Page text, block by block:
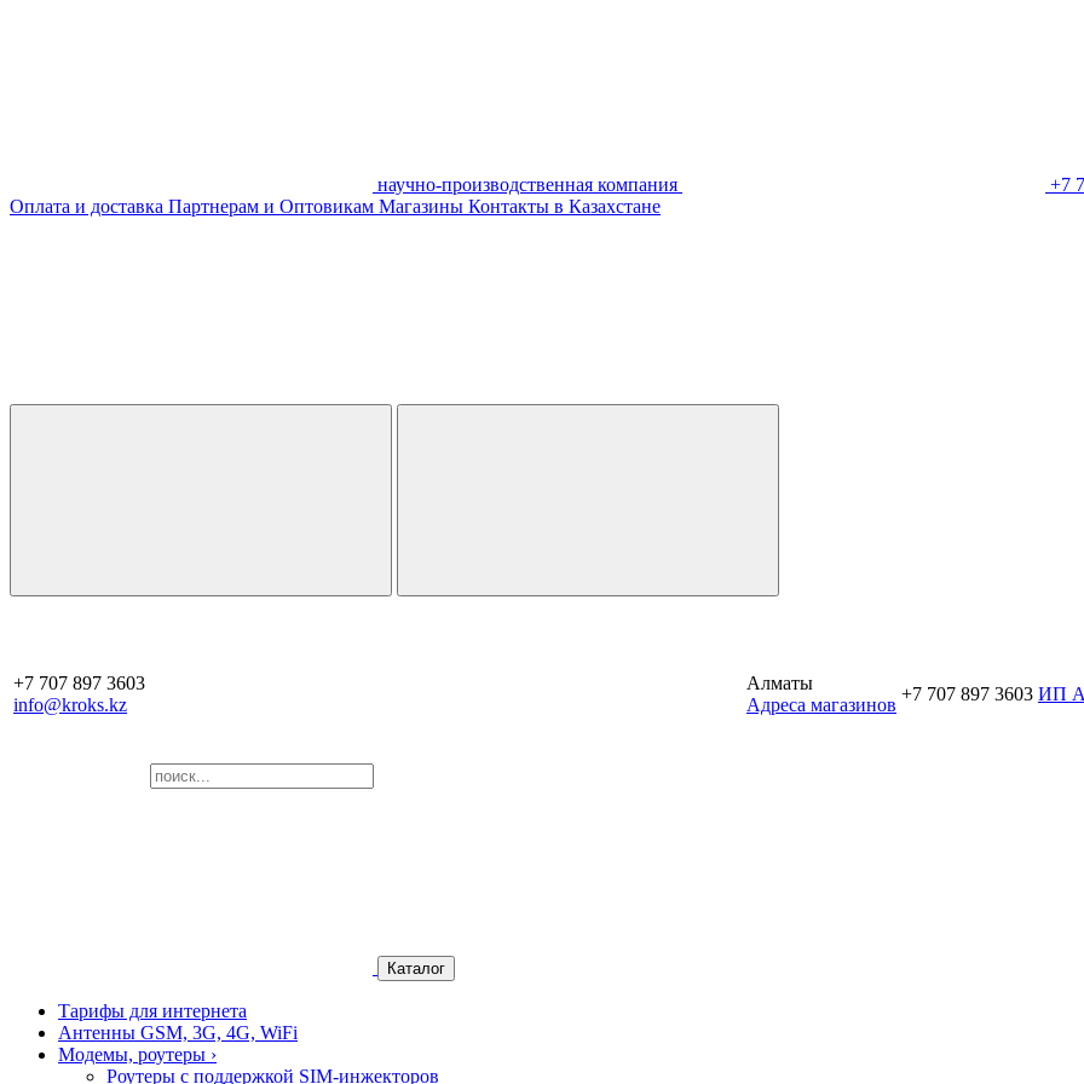
научно-производственная компания
+7
Оплата и доставка Партнерам и Оптовикам Магазины Контакты в Казахстане
+7 707 897 3603
info@kroks.kz
Алматы
Aдреса магазинов
+7 707 897 3603 ИП
Каталог
Тарифы для интернета
Антенны GSM, 3G, 4G, WiFi
Модемы, роутеры ›
Роутеры с поддержкой SIM-инжекторов